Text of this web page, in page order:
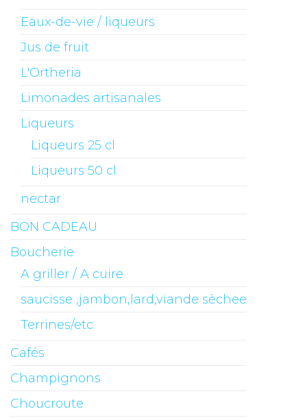
Eaux-de-vie / liqueurs
Jus de fruit
L'Ortheria
Limonades artisanales
Liqueurs
Liqueurs 25 cl
Liqueurs 50 cl
nectar
BON CADEAU
Boucherie
A griller / A cuire
saucisse ,jambon,lard,viande sèchee
Terrines/etc.
Cafés
Champignons
Choucroute